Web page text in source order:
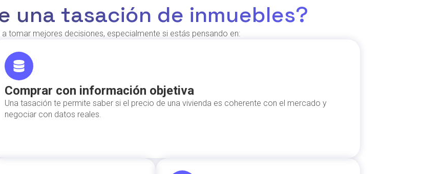
una tasación de inmuebles?
tomar mejores decisiones, especialmente si estás pensando en:
Comprar con información objetiva
Una tasación te permite saber si el precio de una vivienda es coherente con el mercado y
negociar con datos reales.